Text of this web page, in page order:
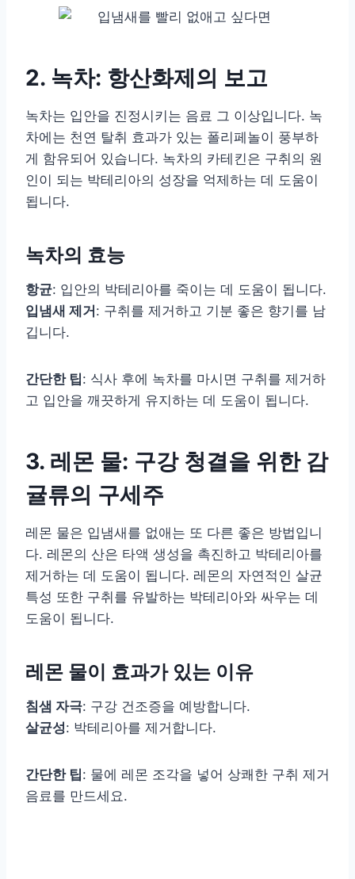
2. 녹차: 항산화제의 보고
녹차는 입안을 진정시키는 음료 그 이상입니다. 녹
차에는 천연 탈취 효과가 있는 폴리페놀이 풍부하
게 함유되어 있습니다. 녹차의 카테킨은 구취의 원
인이 되는 박테리아의 성장을 억제하는 데 도움이
됩니다.
녹차의 효능
항균: 입안의 박테리아를 죽이는 데 도움이 됩니다.
입냄새 제거: 구취를 제거하고 기분 좋은 향기를 남
깁니다.
간단한 팁: 식사 후에 녹차를 마시면 구취를 제거하
고 입안을 깨끗하게 유지하는 데 도움이 됩니다.
3. 레몬 물: 구강 청결을 위한 감
귤류의 구세주
레몬 물은 입냄새를 없애는 또 다른 좋은 방법입니
다. 레몬의 산은 타액 생성을 촉진하고 박테리아를
제거하는 데 도움이 됩니다. 레몬의 자연적인 살균
특성 또한 구취를 유발하는 박테리아와 싸우는 데
도움이 됩니다.
레몬 물이 효과가 있는 이유
침샘 자극: 구강 건조증을 예방합니다.
살균성: 박테리아를 제거합니다.
간단한 팁: 물에 레몬 조각을 넣어 상쾌한 구취 제거
음료를 만드세요.